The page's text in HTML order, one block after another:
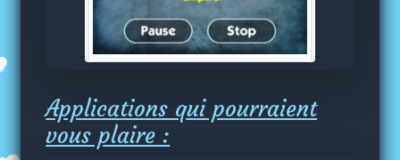
Applications qui pourraient
vous plaire :